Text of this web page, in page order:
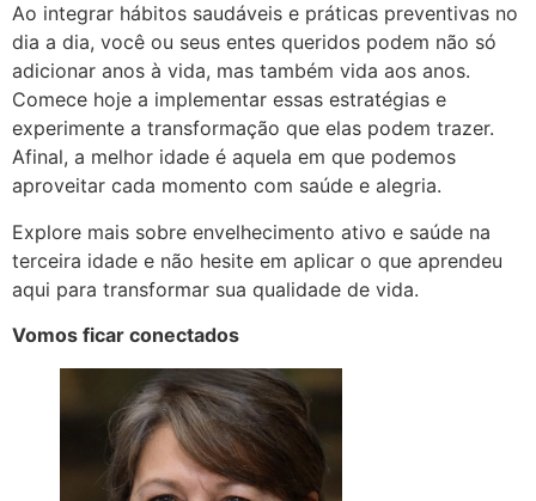
Ao integrar hábitos saudáveis e práticas preventivas no
dia a dia, você ou seus entes queridos podem não só
adicionar anos à vida, mas também vida aos anos.
Comece hoje a implementar essas estratégias e
experimente a transformação que elas podem trazer.
Afinal, a melhor idade é aquela em que podemos
aproveitar cada momento com saúde e alegria.
Explore mais sobre envelhecimento ativo e saúde na
terceira idade e não hesite em aplicar o que aprendeu
aqui para transformar sua qualidade de vida.
Vomos ficar conectados